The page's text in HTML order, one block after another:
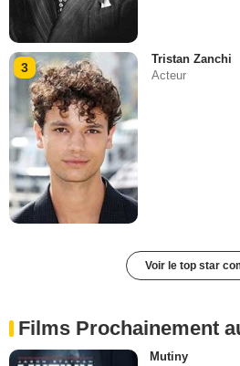
3
Tristan Zanchi
Acteur
Voir le top star
Films Prochainement
Mutiny